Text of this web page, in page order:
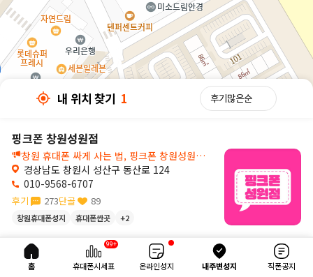
내 위치 찾기 1
핑크폰 창원성원점
창원 휴대폰 싸게 사는 법, 핑크폰 창원성원점에서 확인하세요!🌸
경상남도 창원시 성산구 동산로 124
010-9568-6707
후기 273단골 89
창원휴대폰성지 휴대폰싼곳 +2
내 위치 찾기 1
홈
99+
휴대폰시세표 온라인성지 내주변성지 직폰공지